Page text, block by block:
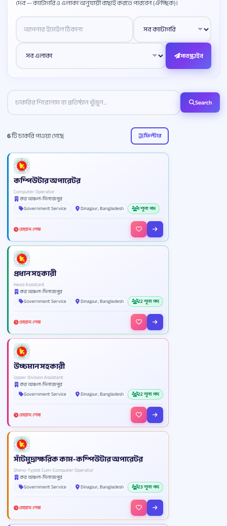
দেব — ক্যাটাগরি ও এলাকা অনুযায়ী বাছাই করতে পারবেন (ঐচ্ছিক)।
Website
সাবস্ক্রাইব
Search
6টি চাকরি পাওয়া গেছে ফিল্টার
কম্পিউটার অপারেটর
Computer Operator
কর অঞ্চল-দিনাজপুর
Government Service
Dinajpur, Bangladesh 1 শূন্য পদ
মেয়াদ শেষ
প্রধান সহকারী
Head Assistant
কর অঞ্চল-দিনাজপুর
Government Service
Dinajpur, Bangladesh 22 শূন্য পদ
মেয়াদ শেষ
উচ্চমান সহকারী
Upper Division Assistant
কর অঞ্চল-দিনাজপুর
Government Service
Dinajpur, Bangladesh 22 শূন্য পদ
মেয়াদ শেষ
সাঁটমুদ্রাক্ষরিক কাম-কম্পিউটার অপারেটর
Steno-Typist Cum-Computer Operator
কর অঞ্চল-দিনাজপুর
Government Service
Dinajpur, Bangladesh 23 শূন্য পদ
মেয়াদ শেষ